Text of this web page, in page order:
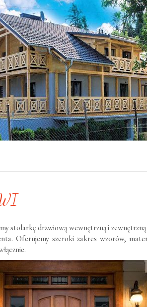
stolarkę drzwiową wewnętrzną i
Oferujemy szeroki zakres wzorów,